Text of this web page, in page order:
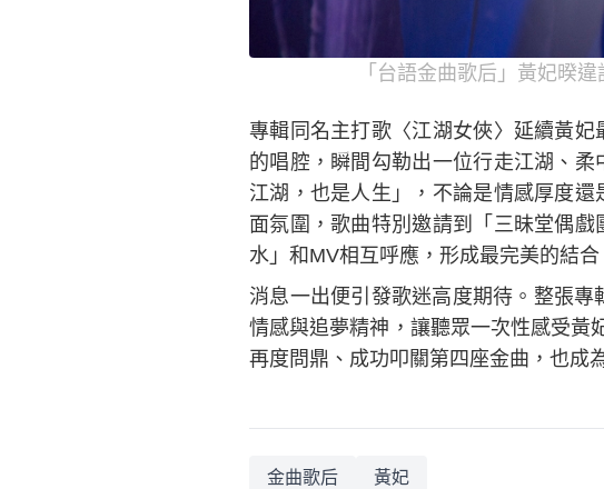
「台語金曲歌后」黃妃暌
專輯同名主打歌〈江湖女俠〉延續黃
的唱腔，瞬間勾勒出一位行走江湖、
江湖，也是人生」，不論是情感厚度
面氛圍，歌曲特別邀請到「三昧堂偶
水」和MV相互呼應，形成最完美的結合
消息一出便引發歌迷高度期待。整張
情感與追夢精神，讓聽眾一次性感受黃
再度問鼎、成功叩關第四座金曲，也成
金曲歌后 黃妃